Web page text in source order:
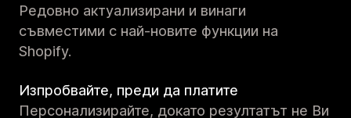
Редовно актуализирани и винаги
съвместими с най-новите функции на
Shopify.
Изпробвайте, преди да платите
Персонализирайте, докато резултатът не Ви